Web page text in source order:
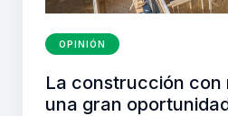
OPINIÓN
La construcción con
una gran